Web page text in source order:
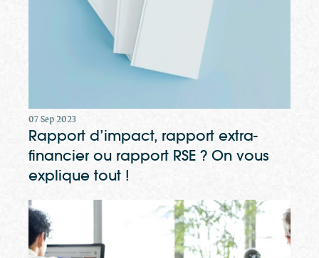
07 Sep 2023
Rapport d’impact, rapport extra-
financier ou rapport RSE ? On vous
explique tout !